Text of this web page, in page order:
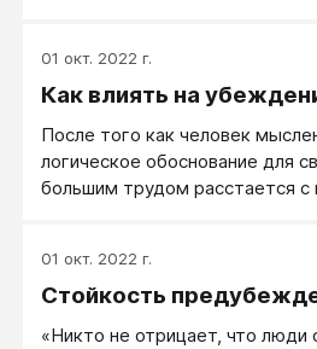
01 окт. 2022 г.
Как влиять на
После того как человек
логическое обоснование для
большим трудом расстается с
01 окт. 2022 г.
Стойкость
«Никто не отрицает, что люди